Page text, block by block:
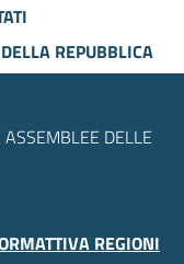
REPUBBLICA
DELLE
REGIONI